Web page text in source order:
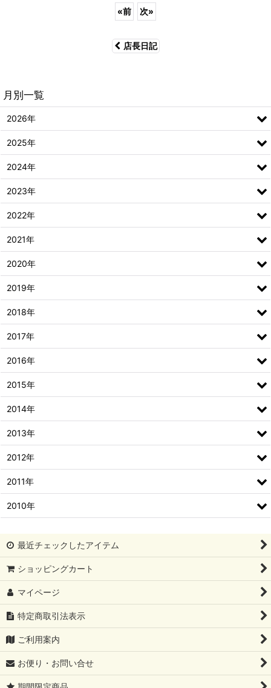
«前 次»
店長日記
月別一覧
2026年
2025年
2024年
2023年
2022年
2021年
2020年
2019年
2018年
2017年
2016年
2015年
2014年
2013年
2012年
2011年
2010年
最近チェックしたアイテム
ショッピングカート
マイページ
特定商取引法表示
ご利用案内
お便り・お問い合せ